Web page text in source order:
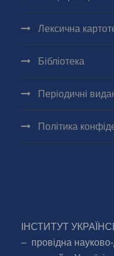
Лексична
Бібліотека
Періодичні
Політика
ІНСТИТУТ
– провідна